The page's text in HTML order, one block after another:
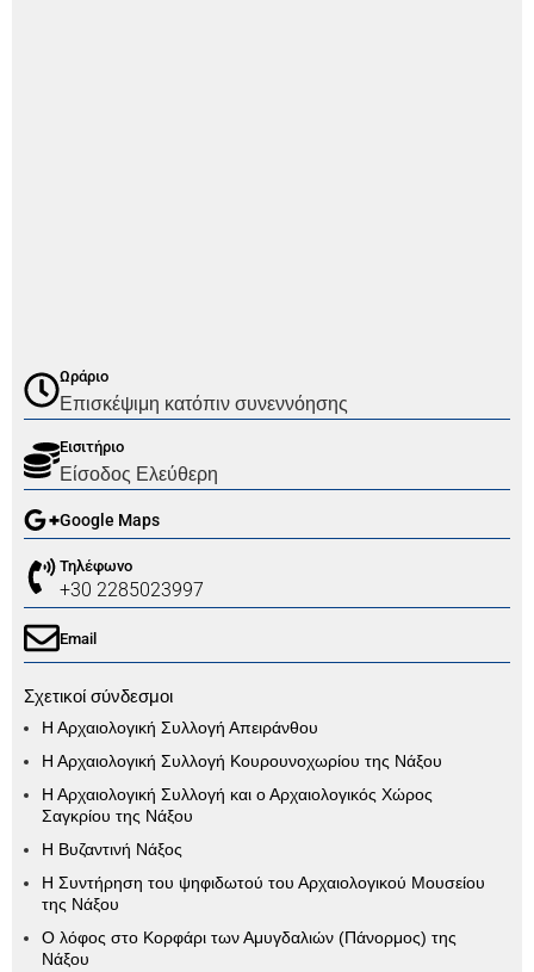
Ωράριο
Επισκέψιμη κατόπιν συνεννόησης
Εισιτήριο
Είσοδος Ελεύθερη
Google Maps
Τηλέφωνο
+30 2285023997
Email
Σχετικοί σύνδεσμοι
Η Αρχαιολογική Συλλογή Απειράνθου
Η Αρχαιολογική Συλλογή Κουρουνοχωρίου της Νάξου
Η Αρχαιολογική Συλλογή και ο Αρχαιολογικός Χώρος
Σαγκρίου της Νάξου
Η Βυζαντινή Νάξος
Η Συντήρηση του ψηφιδωτού του Αρχαιολογικού Μουσείου
της Νάξου
Ο λόφος στο Κορφάρι των Αμυγδαλιών (Πάνορμος) της
Νάξου